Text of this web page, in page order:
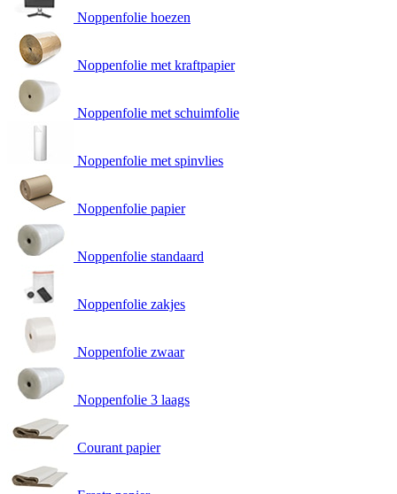
Noppenfolie hoezen
Noppenfolie met kraftpapier
Noppenfolie met schuimfolie
Noppenfolie met spinvlies
Noppenfolie papier
Noppenfolie standaard
Noppenfolie zakjes
Noppenfolie zwaar
Noppenfolie 3 laags
Courant papier